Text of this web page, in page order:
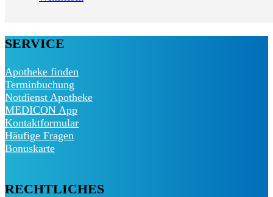
SERVICE
Apotheke finden
Terminbuchung
Notdienst Apotheke
MEDICON App
Kontaktformular
Häufige Fragen
Bonuskarte
RECHTLICHES